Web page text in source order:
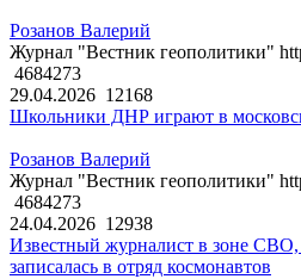
Розанов Валерий
Журнал "Вестник геополитики"
4684273
29.04.2026 12168
Школьники ДНР играют в
Розанов Валерий
Журнал "Вестник геополитики"
4684273
24.04.2026 12938
Известный журналист в зоне СВО,
записалась в отряд космонавтов